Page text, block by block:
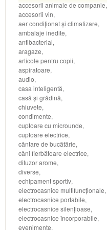
accesorii animale de companie,
accesorii vin,
aer condiţionat şi climatizare,
ambalaje inedite,
antibacterial,
aragaze,
articole pentru copii,
aspiratoare,
audio,
casa inteligentă,
casă şi grădină,
chiuvete,
condimente,
cuptoare cu microunde,
cuptoare electrice,
cântare de bucătărie,
căni fierbătoare electrice,
difuzor arome,
diverse,
echipament sportiv,
electrocasnice multifuncţionale,
electrocasnice portabile,
electrocasnice silenţioase,
electrocasnice încorporabile,
evenimente,